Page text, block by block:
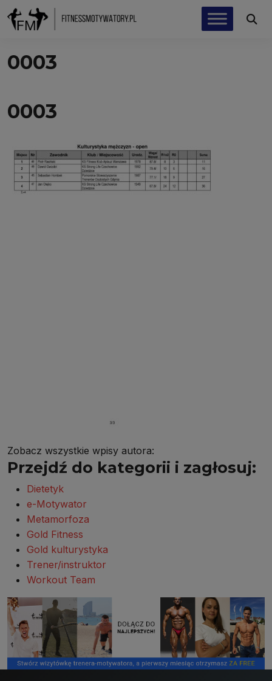
0003
0003
Zobacz wszystkie wpisy autora:
Przejdź do kategorii i zagłosuj:
Dietetyk
e-Motywator
Metamorfoza
Gold Fitness
Gold kulturystyka
Trener/instruktor
Workout Team